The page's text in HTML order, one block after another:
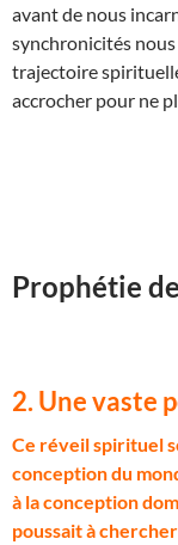
avant de nous
synchronicités
trajectoire
accrocher pour ne
Prophétie
2. Une vaste
Ce réveil spirituel
conception du
à la conception
poussait à